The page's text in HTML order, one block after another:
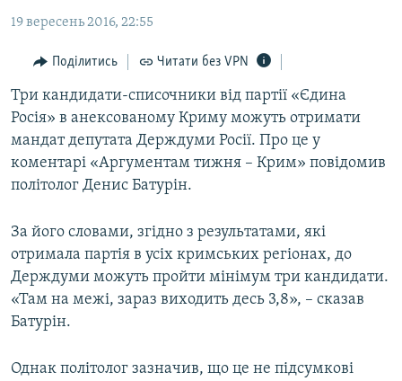
основної
навігації
Перейти
пошуку
БЛОГИ
ПОГЛЯД
ІНТЕРВ'Ю
СПЕЦПРОЕКТИ
ДЕПОРТАЦІЯ
ВІДЕОУРОКИ «ELIFBE»
СВІДЧЕННЯ ОКУПАЦІЇ
УКРАЇНСЬКА ПРОБЛЕМА КРИМУ
ІНФОГРАФІКА
ЯК ОБІЙТИ БЛОКУВАННЯ
Русский
Qırımtatar
ДОЛУЧАЙСЯ!
19 вересень 2016, 22:55
Поділитись Читати без VPN
Три кандидати-списочники від партії «Єдина
Росія» в анексованому Криму можуть отримати
мандат депутата Держдуми Росії. Про це у
коментарі «Аргументам тижня – Крим» повідомив
політолог Денис Батурін.
За його словами, згідно з результатами, які
отримала партія в усіх кримських регіонах, до
Держдуми можуть пройти мінімум три кандидати.
«Там на межі, зараз виходить десь 3,8», – сказав
Батурін.
Однак політолог зазначив, що це не підсумкові